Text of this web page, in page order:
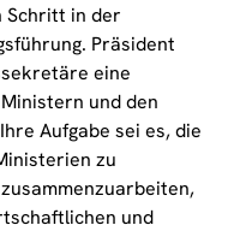
Schritt in der
Präsident
eine
und den
Aufgabe sei es, die
zu
und